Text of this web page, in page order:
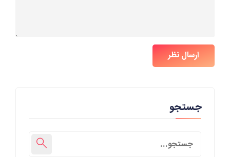
ارسال نظر
جستجو